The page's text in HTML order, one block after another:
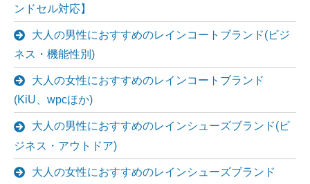
ンドセル対応】
大人の男性におすすめのレインコートブランド(ビジ
ネス・機能性別)
大人の女性におすすめのレインコートブランド
(KiU、wpcほか)
大人の男性におすすめのレインシューズブランド(ビ
ジネス・アウトドア)
大人の女性におすすめのレインシューズブランド